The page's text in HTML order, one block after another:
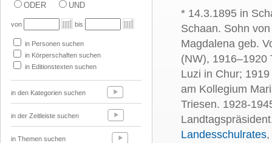
ODER UND
von bis
in Personen suchen
in Körperschaften suchen
in Editionstexten suchen
in den Kategorien suchen
in der Zeitleiste suchen
in Themen suchen
* 14.3.1895 in
Schaan. Sohn
Magdalena geb.
(NW), 1916–1920
Luzi in Chur;
am Kollegium
Triesen. 1928-
Landesschulrates